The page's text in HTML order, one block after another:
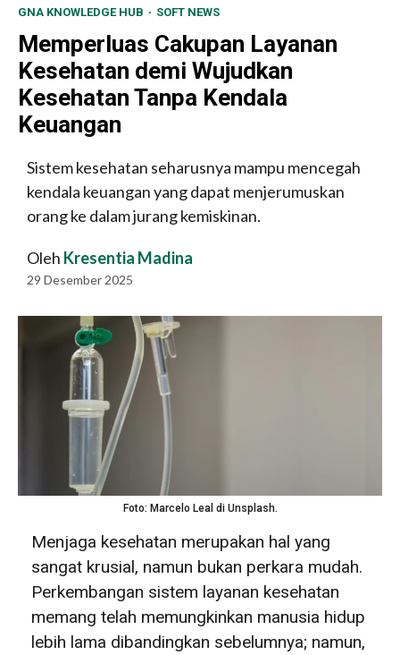
GNA KNOWLEDGE HUB SOFT NEWS
Memperluas Cakupan Layanan
Kesehatan demi Wujudkan
Kesehatan Tanpa Kendala
Keuangan
Sistem kesehatan seharusnya mampu mencegah
kendala keuangan yang dapat menjerumuskan
orang ke dalam jurang kemiskinan.
Oleh Kresentia Madina
29 Desember 2025
Foto: Marcelo Leal di Unsplash.
Menjaga kesehatan merupakan hal yang
sangat krusial, namun bukan perkara mudah.
Perkembangan sistem layanan kesehatan
memang telah memungkinkan manusia hidup
lebih lama dibandingkan sebelumnya; namun,